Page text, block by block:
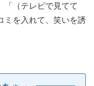
「（テレビで見てて
ミを入れて、笑いを誘